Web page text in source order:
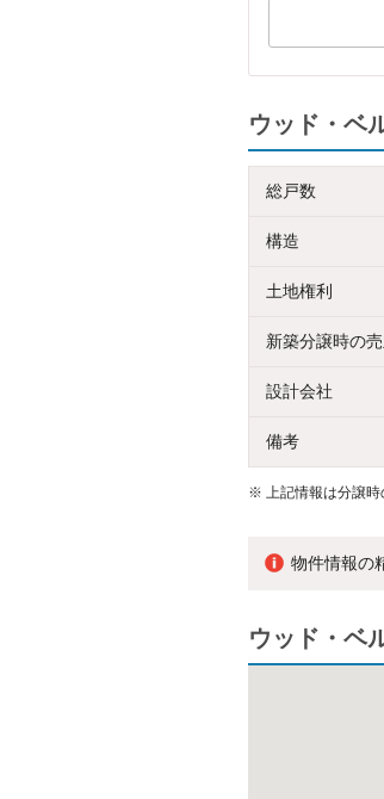
ウッド・ベ
総戸数
構造
土地権利
新築分譲時の
設計会社
備考
※ 上記情報は分譲
物件情報の
ウッド・ベ